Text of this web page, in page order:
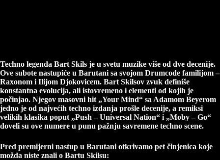
Techno legenda Bart Skils je u svetu muzike više od dve decenije.
Ove subote nastupiće u Barutani sa svojom Drumcode familijom –
Raxonom i Ilijom Djokovicem. Bart Skilsov zvuk definiše
konstantna evolucija, ali istovremeno i elementi od kojih je
počinjao. Njegov masovni hit „Your Mind“ sa Adamom Beyerom
jedno je od najvećih techno izdanja prošle decenije, a remiksi
velikih klasika poput „Push – Universal Nation“ i „Moby – Go“
doveli su ove numere u punu pažnju savremene techno scene.
Pred premijerni nastup u Barutani otkrivamo pet činjenica koje
možda niste znali o Bartu Skilsu: